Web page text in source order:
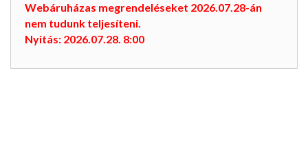
Webáruházas megrendeléseket 2026.07.28-án
nem tudunk teljesíteni.
Nyitás: 2026.07.28. 8:00